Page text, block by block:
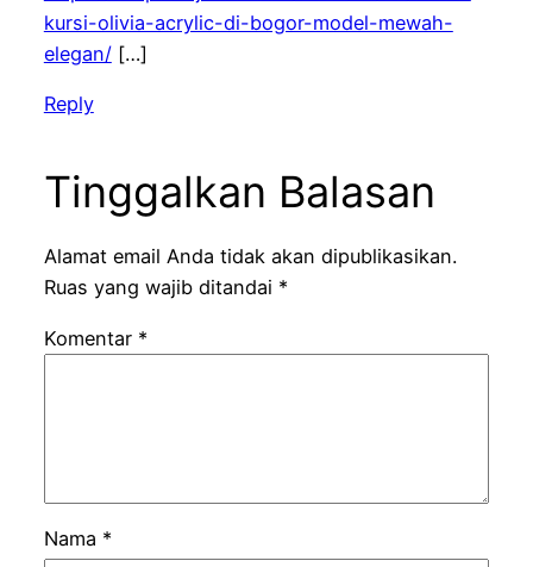
kursi-olivia-acrylic-di-bogor-model-mewah-
elegan/[…]
Reply
Tinggalkan Balasan
Alamat email Anda tidak akan dipublikasikan.
Ruas yang wajib ditandai *
Komentar *
Nama *